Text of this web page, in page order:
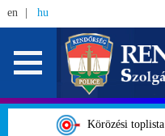
en hu
Körözési toplista